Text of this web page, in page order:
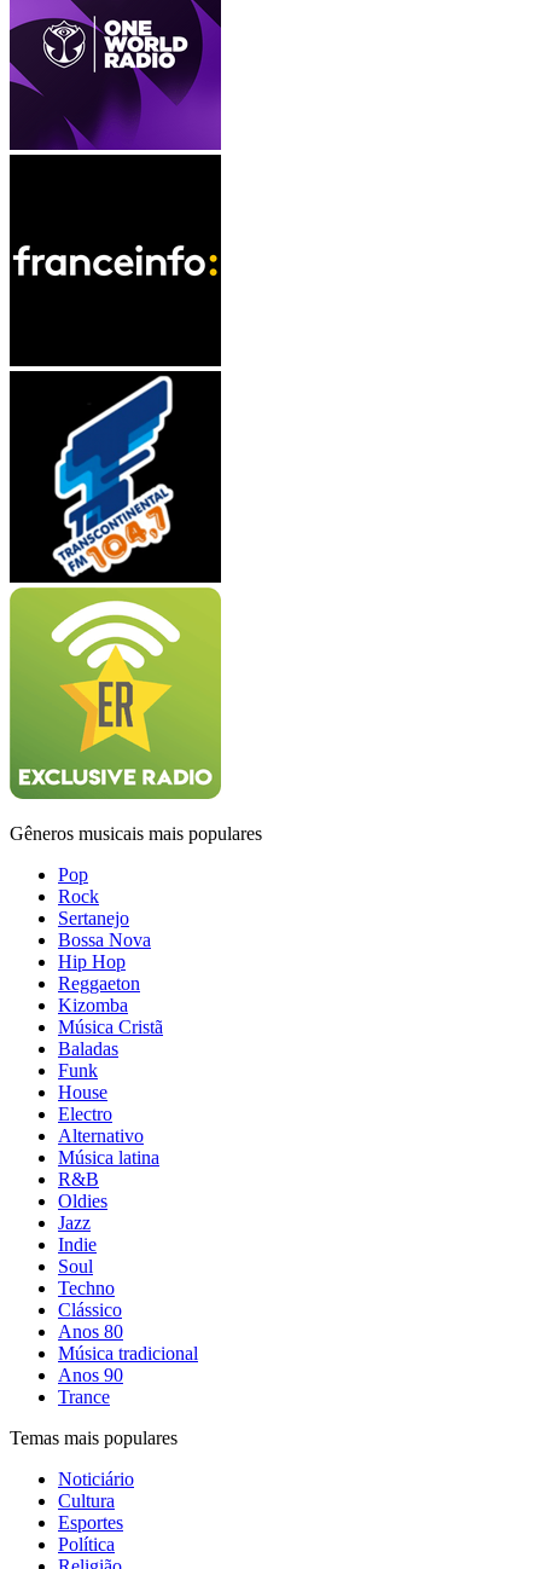
Gêneros musicais mais populares
Pop
Rock
Sertanejo
Bossa Nova
Hip Hop
Reggaeton
Kizomba
Música Cristã
Baladas
Funk
House
Electro
Alternativo
Música latina
R&B
Oldies
Jazz
Indie
Soul
Techno
Clássico
Anos 80
Música tradicional
Anos 90
Trance
Temas mais populares
Noticiário
Cultura
Esportes
Política